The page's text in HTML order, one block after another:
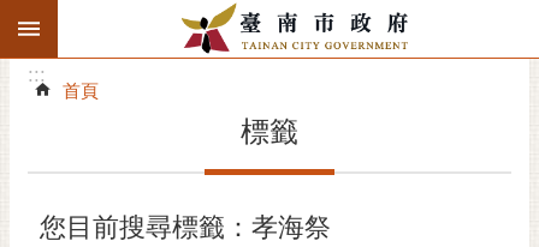
跳到主要內容區塊
搜
階
精彩府城
:::
:::
首頁
標籤
您目前搜尋標籤：孝海祭